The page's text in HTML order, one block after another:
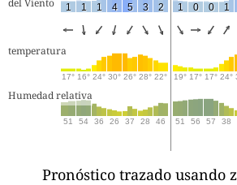
1 1 1 4 5 3 2 1 0 0 1
temperatura
17° 16° 24° 30° 26° 28° 22° 19° 17° 17° 24°
Humedad relativa
51 54 36 26 37 28 46 51 56 57 38
Pronóstico trazado usando